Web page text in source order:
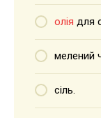
олія для
мелений
сіль.